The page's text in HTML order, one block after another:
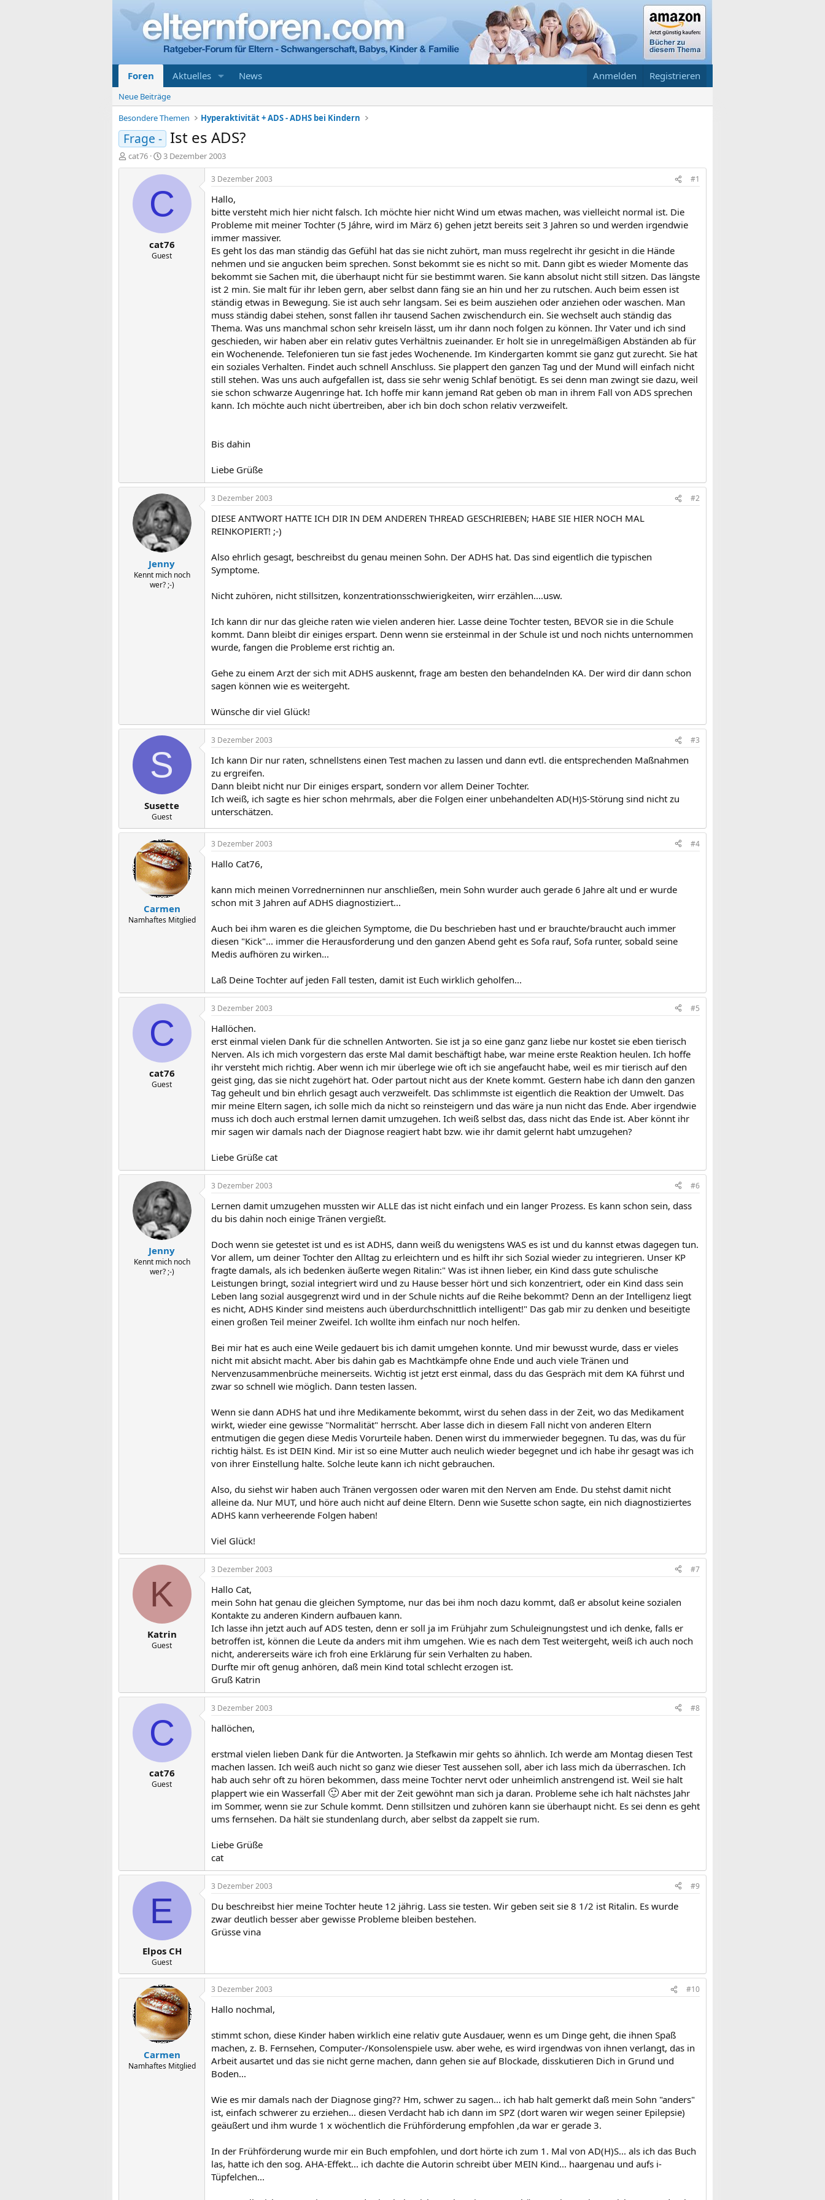
Foren Aktuelles News Anmelden Registrieren
Neue Beiträge
Besondere Themen
Hyperaktivität + ADS - ADHS bei Kindern
Frage - Ist es ADS?
E
r
cat76
E
r
s
t
t
a
m
3 Dezember 2003
C
cat76
Guest
3 Dezember 2003 #1
Hallo,
bitte versteht mich hier nicht falsch. Ich möchte hier nicht Wind um etwas machen, was vielleicht normal ist. Die
Probleme mit meiner Tochter (5 Jáhre, wird im März 6) gehen jetzt bereits seit 3 Jahren so und werden irgendwie
immer massiver.
Es geht los das man ständig das Gefühl hat das sie nicht zuhört, man muss regelrecht ihr gesicht in die Hände
nehmen und sie angucken beim sprechen. Sonst bekommt sie es nicht so mit. Dann gibt es wieder Momente das
bekommt sie Sachen mit, die überhaupt nicht für sie bestimmt waren. Sie kann absolut nicht still sitzen. Das längste
ist 2 min. Sie malt für ihr leben gern, aber selbst dann fäng sie an hin und her zu rutschen. Auch beim essen ist
ständig etwas in Bewegung. Sie ist auch sehr langsam. Sei es beim ausziehen oder anziehen oder waschen. Man
muss ständig dabei stehen, sonst fallen ihr tausend Sachen zwischendurch ein. Sie wechselt auch ständig das
Thema. Was uns manchmal schon sehr kreiseln lässt, um ihr dann noch folgen zu können. Ihr Vater und ich sind
geschieden, wir haben aber ein relativ gutes Verhältnis zueinander. Er holt sie in unregelmäßigen Abständen ab für
ein Wochenende. Telefonieren tun sie fast jedes Wochenende. Im Kindergarten kommt sie ganz gut zurecht. Sie hat
ein soziales Verhalten. Findet auch schnell Anschluss. Sie plappert den ganzen Tag und der Mund will einfach nicht
still stehen. Was uns auch aufgefallen ist, dass sie sehr wenig Schlaf benötigt. Es sei denn man zwingt sie dazu, weil
sie schon schwarze Augenringe hat. Ich hoffe mir kann jemand Rat geben ob man in ihrem Fall von ADS sprechen
kann. Ich möchte auch nicht übertreiben, aber ich bin doch schon relativ verzweifelt.
Bis dahin
Liebe Grüße
Jenny
Kennt mich noch
wer? ;-)
3 Dezember 2003 #2
DIESE ANTWORT HATTE ICH DIR IN DEM ANDEREN THREAD GESCHRIEBEN; HABE SIE HIER NOCH MAL
REINKOPIERT! ;-)
Also ehrlich gesagt, beschreibst du genau meinen Sohn. Der ADHS hat. Das sind eigentlich die typischen
Symptome.
Nicht zuhören, nicht stillsitzen, konzentrationsschwierigkeiten, wirr erzählen....usw.
Ich kann dir nur das gleiche raten wie vielen anderen hier. Lasse deine Tochter testen, BEVOR sie in die Schule
kommt. Dann bleibt dir einiges erspart. Denn wenn sie ersteinmal in der Schule ist und noch nichts unternommen
wurde, fangen die Probleme erst richtig an.
Gehe zu einem Arzt der sich mit ADHS auskennt, frage am besten den behandelnden KA. Der wird dir dann schon
sagen können wie es weitergeht.
Wünsche dir viel Glück!
S
Susette
Guest
3 Dezember 2003 #3
Ich kann Dir nur raten, schnellstens einen Test machen zu lassen und dann evtl. die entsprechenden Maßnahmen
zu ergreifen.
Dann bleibt nicht nur Dir einiges erspart, sondern vor allem Deiner Tochter.
Ich weiß, ich sagte es hier schon mehrmals, aber die Folgen einer unbehandelten AD(H)S-Störung sind nicht zu
unterschätzen.
Carmen
Namhaftes Mitglied
3 Dezember 2003 #4
Hallo Cat76,
kann mich meinen Vorrednerninnen nur anschließen, mein Sohn wurder auch gerade 6 Jahre alt und er wurde
schon mit 3 Jahren auf ADHS diagnostiziert...
Auch bei ihm waren es die gleichen Symptome, die Du beschrieben hast und er brauchte/braucht auch immer
diesen "Kick"... immer die Herausforderung und den ganzen Abend geht es Sofa rauf, Sofa runter, sobald seine
Medis aufhören zu wirken...
Laß Deine Tochter auf jeden Fall testen, damit ist Euch wirklich geholfen...
C
cat76
Guest
3 Dezember 2003 #5
Hallöchen.
erst einmal vielen Dank für die schnellen Antworten. Sie ist ja so eine ganz ganz liebe nur kostet sie eben tierisch
Nerven. Als ich mich vorgestern das erste Mal damit beschäftigt habe, war meine erste Reaktion heulen. Ich hoffe
ihr versteht mich richtig. Aber wenn ich mir überlege wie oft ich sie angefaucht habe, weil es mir tierisch auf den
geist ging, das sie nicht zugehört hat. Oder partout nicht aus der Knete kommt. Gestern habe ich dann den ganzen
Tag geheult und bin ehrlich gesagt auch verzweifelt. Das schlimmste ist eigentlich die Reaktion der Umwelt. Das
mir meine Eltern sagen, ich solle mich da nicht so reinsteigern und das wäre ja nun nicht das Ende. Aber irgendwie
muss ich doch auch erstmal lernen damit umzugehen. Ich weiß selbst das, dass nicht das Ende ist. Aber könnt ihr
mir sagen wir damals nach der Diagnose reagiert habt bzw. wie ihr damit gelernt habt umzugehen?
Liebe Grüße cat
Jenny
Kennt mich noch
wer? ;-)
3 Dezember 2003 #6
Lernen damit umzugehen mussten wir ALLE das ist nicht einfach und ein langer Prozess. Es kann schon sein, dass
du bis dahin noch einige Tränen vergießt.
Doch wenn sie getestet ist und es ist ADHS, dann weiß du wenigstens WAS es ist und du kannst etwas dagegen tun.
Vor allem, um deiner Tochter den Alltag zu erleichtern und es hilft ihr sich Sozial wieder zu integrieren. Unser KP
fragte damals, als ich bedenken äußerte wegen Ritalin:" Was ist ihnen lieber, ein Kind dass gute schulische
Leistungen bringt, sozial integriert wird und zu Hause besser hört und sich konzentriert, oder ein Kind dass sein
Leben lang sozial ausgegrenzt wird und in der Schule nichts auf die Reihe bekommt? Denn an der Intelligenz liegt
es nicht, ADHS Kinder sind meistens auch überdurchschnittlich intelligent!" Das gab mir zu denken und beseitigte
einen großen Teil meiner Zweifel. Ich wollte ihm einfach nur noch helfen.
Bei mir hat es auch eine Weile gedauert bis ich damit umgehen konnte. Und mir bewusst wurde, dass er vieles
nicht mit absicht macht. Aber bis dahin gab es Machtkämpfe ohne Ende und auch viele Tränen und
Nervenzusammenbrüche meinerseits. Wichtig ist jetzt erst einmal, dass du das Gespräch mit dem KA führst und
zwar so schnell wie möglich. Dann testen lassen.
Wenn sie dann ADHS hat und ihre Medikamente bekommt, wirst du sehen dass in der Zeit, wo das Medikament
wirkt, wieder eine gewisse "Normalität" herrscht. Aber lasse dich in diesem Fall nicht von anderen Eltern
entmutigen die gegen diese Medis Vorurteile haben. Denen wirst du immerwieder begegnen. Tu das, was du für
richtig hälst. Es ist DEIN Kind. Mir ist so eine Mutter auch neulich wieder begegnet und ich habe ihr gesagt was ich
von ihrer Einstellung halte. Solche leute kann ich nicht gebrauchen.
Also, du siehst wir haben auch Tränen vergossen oder waren mit den Nerven am Ende. Du stehst damit nicht
alleine da. Nur MUT, und höre auch nicht auf deine Eltern. Denn wie Susette schon sagte, ein nich diagnostiziertes
ADHS kann verheerende Folgen haben!
Viel Glück!
K
Katrin
Guest
3 Dezember 2003 #7
Hallo Cat,
mein Sohn hat genau die gleichen Symptome, nur das bei ihm noch dazu kommt, daß er absolut keine sozialen
Kontakte zu anderen Kindern aufbauen kann.
Ich lasse ihn jetzt auch auf ADS testen, denn er soll ja im Frühjahr zum Schuleignungstest und ich denke, falls er
betroffen ist, können die Leute da anders mit ihm umgehen. Wie es nach dem Test weitergeht, weiß ich auch noch
nicht, andererseits wäre ich froh eine Erklärung für sein Verhalten zu haben.
Durfte mir oft genug anhören, daß mein Kind total schlecht erzogen ist.
Gruß Katrin
C
cat76
Guest
3 Dezember 2003 #8
hallöchen,
erstmal vielen lieben Dank für die Antworten. Ja Stefkawin mir gehts so ähnlich. Ich werde am Montag diesen Test
machen lassen. Ich weiß auch nicht so ganz wie dieser Test aussehen soll, aber ich lass mich da überraschen. Ich
hab auch sehr oft zu hören bekommen, dass meine Tochter nervt oder unheimlich anstrengend ist. Weil sie halt
plappert wie ein Wasserfall 🙂 Aber mit der Zeit gewöhnt man sich ja daran. Probleme sehe ich halt nächstes Jahr
im Sommer, wenn sie zur Schule kommt. Denn stillsitzen und zuhören kann sie überhaupt nicht. Es sei denn es geht
ums fernsehen. Da hält sie stundenlang durch, aber selbst da zappelt sie rum.
Liebe Grüße
cat
E
Elpos CH
Guest
3 Dezember 2003 #9
Du beschreibst hier meine Tochter heute 12 jährig. Lass sie testen. Wir geben seit sie 8 1/2 ist Ritalin. Es wurde
zwar deutlich besser aber gewisse Probleme bleiben bestehen.
Grüsse vina
Carmen
Namhaftes Mitglied
3 Dezember 2003 #10
Hallo nochmal,
stimmt schon, diese Kinder haben wirklich eine relativ gute Ausdauer, wenn es um Dinge geht, die ihnen Spaß
machen, z. B. Fernsehen, Computer-/Konsolenspiele usw. aber wehe, es wird irgendwas von ihnen verlangt, das in
Arbeit ausartet und das sie nicht gerne machen, dann gehen sie auf Blockade, disskutieren Dich in Grund und
Boden...
Wie es mir damals nach der Diagnose ging?? Hm, schwer zu sagen... ich hab halt gemerkt daß mein Sohn "anders"
ist, einfach schwerer zu erziehen... diesen Verdacht hab ich dann im SPZ (dort waren wir wegen seiner Epilepsie)
geäußert und ihm wurde 1 x wöchentlich die Frühförderung empfohlen ,da war er gerade 3.
In der Frühförderung wurde mir ein Buch empfohlen, und dort hörte ich zum 1. Mal von AD(H)S... als ich das Buch
las, hatte ich den sog. AHA-Effekt... ich dachte die Autorin schreibt über MEIN Kind... haargenau und aufs i-
Tüpfelchen...